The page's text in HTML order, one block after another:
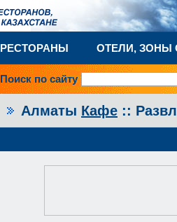
РЕСТОРАНЫ ОТЕЛИ, ЗОНЫ
Поиск по сайту
Алматы Кафе ::